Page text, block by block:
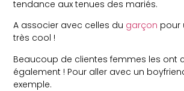
tendance aux tenues des mariés.
A associer avec celles du garçon pour
très cool !
Beaucoup de clientes femmes les ont
également ! Pour aller avec un
exemple.